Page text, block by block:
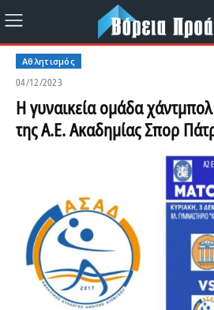
Αθλητισμός
04/12/2023
Η γυναικεία ομάδα
της Α.Ε. Ακαδημίας Σπορ